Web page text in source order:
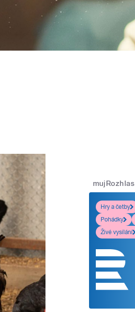
mujRozhlas
Hry a četby
Pohádky
Živé vysílání